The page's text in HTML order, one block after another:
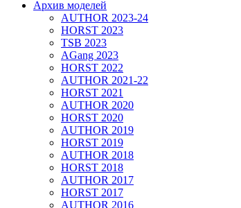
Архив моделей
AUTHOR 2023-24
HORST 2023
TSB 2023
AGang 2023
HORST 2022
AUTHOR 2021-22
HORST 2021
AUTHOR 2020
HORST 2020
AUTHOR 2019
HORST 2019
AUTHOR 2018
HORST 2018
AUTHOR 2017
HORST 2017
AUTHOR 2016